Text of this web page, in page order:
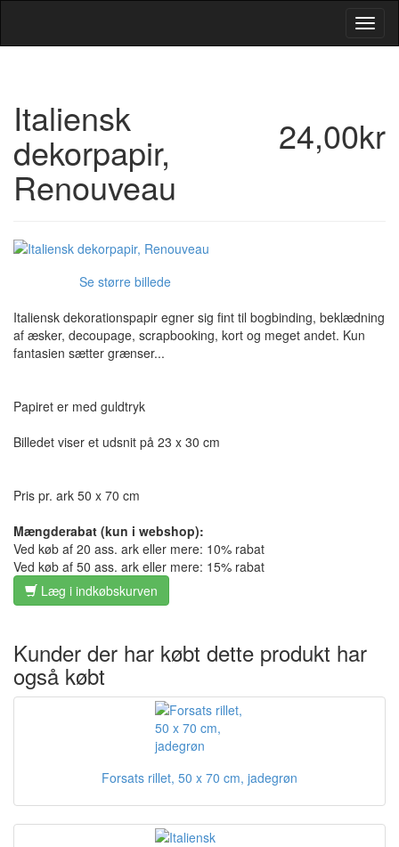
24,00kr
Italiensk
dekorpapir,
Renouveau
Se større billede
Italiensk dekorationspapir egner sig fint til bogbinding, beklædning
af æsker, decoupage, scrapbooking, kort og meget andet. Kun
fantasien sætter grænser...
Papiret er med guldtryk
Billedet viser et udsnit på 23 x 30 cm
Pris pr. ark 50 x 70 cm
Mængderabat (kun i webshop):
Ved køb af 20 ass. ark eller mere: 10% rabat
Ved køb af 50 ass. ark eller mere: 15% rabat
Læg i indkøbskurven
Kunder der har købt dette produkt har
også købt
Forsats rillet, 50 x 70 cm, jadegrøn